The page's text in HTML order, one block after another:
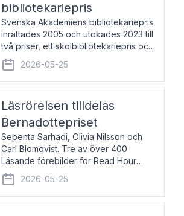
bibliotekariepris
Svenska Akademiens bibliotekariepris
inrättades 2005 och utökades 2023 till
två priser, ett skolbibliotekariepris och
ett folkbibliotekariepris. Priserna skall
tilldelas bibliotekarier vid svenska folk-
och skolbibliotek som gjort värdefull
2026-05-25
Läsrörelsen tilldelas
Bernadottepriset
Sepenta Sarhadi, Olivia Nilsson och
Carl Blomqvist. Tre av över 400
Läsande förebilder för Read Hour
Sverige. Foto: Michael Wall. Den ideella
föreningen Läsrörelsen tilldelas
Bernadottepriset 2026 för att den
2026-05-25